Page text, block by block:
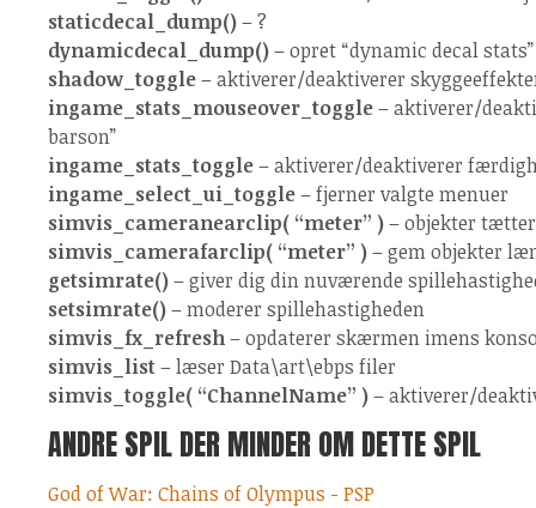
staticdecal_dump()– ?
dynamicdecal_dump()– opret “dynamic decal
shadow_toggle– aktiverer/deaktiverer
ingame_stats_mouseover_toggle– aktiverer/
barson”
ingame_stats_toggle– aktiverer/deaktiverer
ingame_select_ui_toggle– fjerner valgte menuer
simvis_cameranearclip( “meter” )– objekter
simvis_camerafarclip( “meter” )– gem objekter
getsimrate()– giver dig din nuværende
setsimrate()– moderer spillehastigheden
simvis_fx_refresh– opdaterer skærmen imens
simvis_list– læser Data\art\ebps filer
simvis_toggle( “ChannelName” )– aktiverer/
ANDRE SPIL DER MINDER OM DETTE SPIL
God of War: Chains of Olympus - PSP